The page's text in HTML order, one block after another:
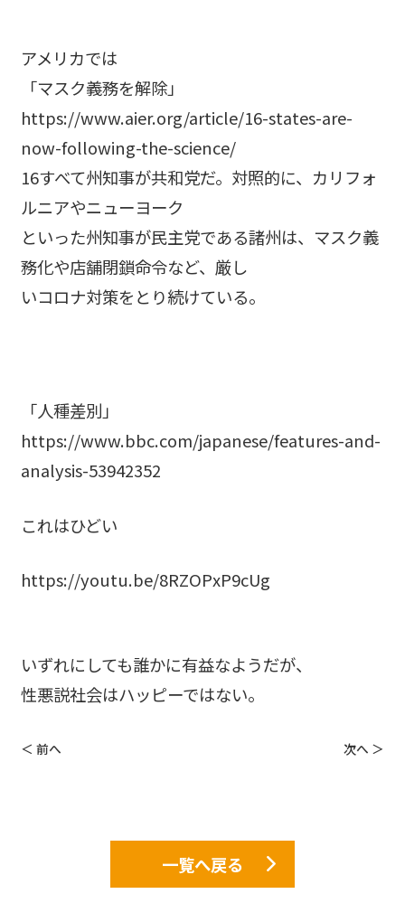
アメリカでは
「マスク義務を解除」
https://www.aier.org/article/16-states-are-
now-following-the-science/
16すべて州知事が共和党だ。対照的に、カリフォ
ルニアやニューヨーク
といった州知事が民主党である諸州は、マスク義
務化や店舗閉鎖命令など、厳し
いコロナ対策をとり続けている。
「人種差別」
https://www.bbc.com/japanese/features-and-
analysis-53942352
これはひどい
https://youtu.be/8RZOPxP9cUg
いずれにしても誰かに有益なようだが、
性悪説社会はハッピーではない。
＜ 前へ 次へ ＞
一覧へ戻る